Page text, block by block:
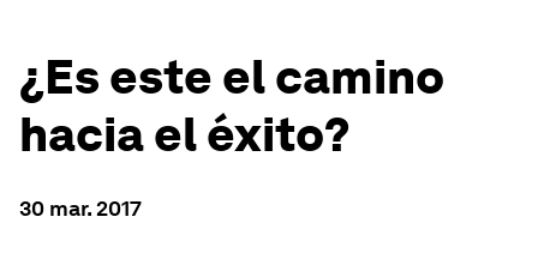
¿Es este el camino
hacia el éxito?
30 mar. 2017